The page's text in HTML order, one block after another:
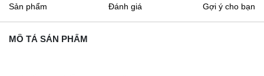
Sản phẩm Đánh giá Gợi ý cho bạn
MÔ TẢ SẢN PHẨM